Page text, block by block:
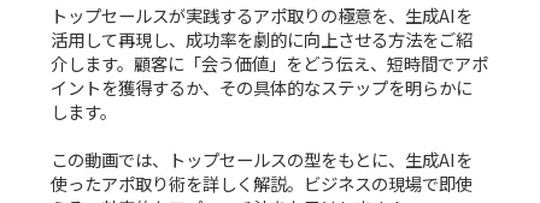
トップセールスが実践するアポ取りの極意を、生成AIを
活用して再現し、成功率を劇的に向上させる方法をご紹
介します。顧客に「会う価値」をどう伝え、短時間でアポ
イントを獲得するか、その具体的なステップを明らかに
します。
この動画では、トップセールスの型をもとに、生成AIを
使ったアポ取り術を詳しく解説。ビジネスの現場で即使